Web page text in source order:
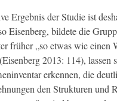
Ergeb­nis der Studie ist
Eisen­berg, bildete die
früher „so etwas wie einen
2013: 114), lassen
erken­nen, die
den Struk­turen und